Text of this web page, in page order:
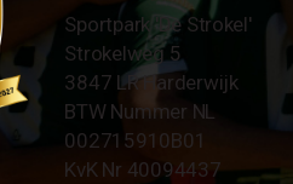
Sportpark 'De Strokel'
Strokelweg 5
3847 LR Harderwijk
BTW Nummer NL
002715910B01
KvK Nr 40094437